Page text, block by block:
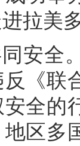
拉美
安全
《联
全的
区多